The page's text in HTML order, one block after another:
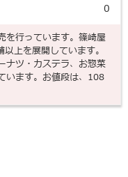
0
を行っています。篠崎屋
上を展開しています。
ナツ・カステラ、お惣菜
います。お値段は、108